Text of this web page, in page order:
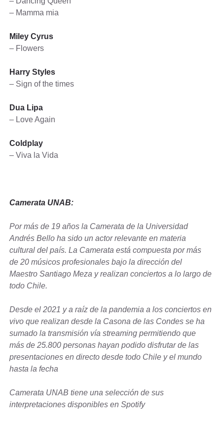
– Mamma mia
Miley Cyrus
– Flowers
Harry Styles
– Sign of the times
Dua Lipa
– Love Again
Coldplay
– Viva la Vida
Camerata UNAB:
Por más de 19 años la Camerata de la Universidad
Andrés Bello ha sido un actor relevante en materia
cultural del país. La Camerata está compuesta por más
de 20 músicos profesionales bajo la dirección del
Maestro Santiago Meza y realizan conciertos a lo largo de
todo Chile.
Desde el 2021 y a raíz de la pandemia a los conciertos en
vivo que realizan desde la Casona de las Condes se ha
sumado la transmisión vía streaming permitiendo que
más de 25.800 personas hayan podido disfrutar de las
presentaciones en directo desde todo Chile y el mundo
hasta la fecha
Camerata UNAB tiene una selección de sus
interpretaciones disponibles en Spotify